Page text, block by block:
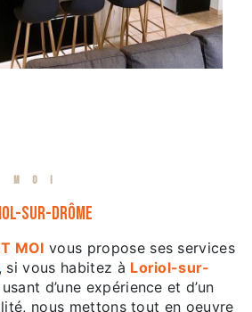
MOI
sur-Drôme
MOI vous propose ses services
, si vous habitez à Loriol-sur-
d’une expérience et d’un
nous mettons tout en oeuvre